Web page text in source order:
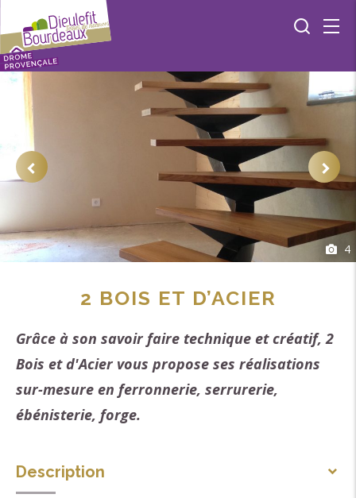
4
2 BOIS ET D’ACIER
Grâce à son savoir faire technique et créatif, 2
Bois et d'Acier vous propose ses réalisations
sur-mesure en ferronnerie, serrurerie,
ébénisterie, forge.
Description